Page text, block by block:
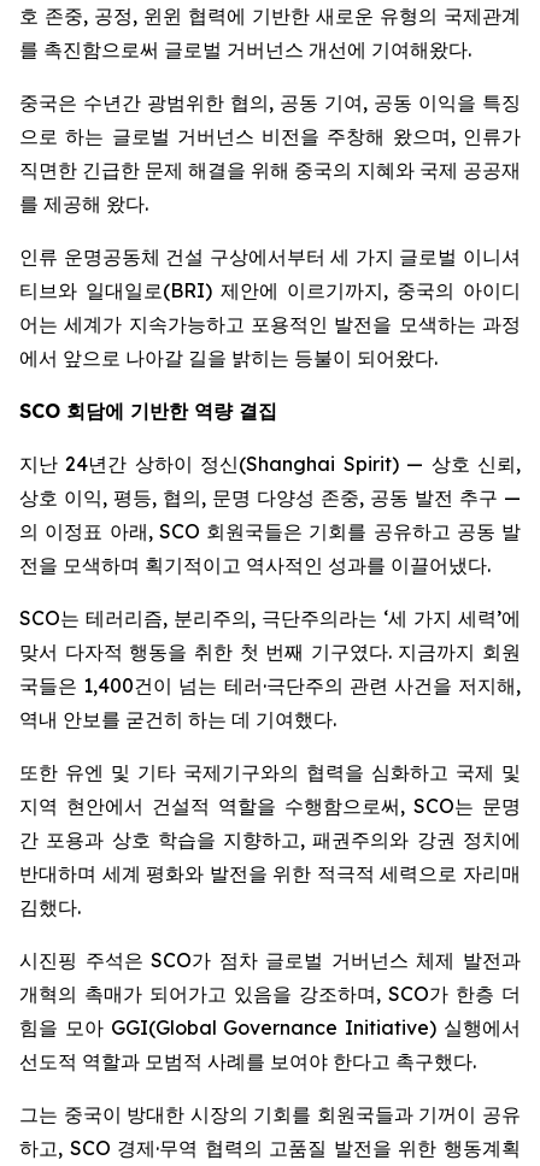
호 존중, 공정, 윈윈 협력에 기반한 새로운 유형의 국제관계
를 촉진함으로써 글로벌 거버넌스 개선에 기여해왔다.
중국은 수년간 광범위한 협의, 공동 기여, 공동 이익을 특징
으로 하는 글로벌 거버넌스 비전을 주창해 왔으며, 인류가
직면한 긴급한 문제 해결을 위해 중국의 지혜와 국제 공공재
를 제공해 왔다.
인류 운명공동체 건설 구상에서부터 세 가지 글로벌 이니셔
티브와 일대일로(BRI) 제안에 이르기까지, 중국의 아이디
어는 세계가 지속가능하고 포용적인 발전을 모색하는 과정
에서 앞으로 나아갈 길을 밝히는 등불이 되어왔다.
SCO 회담에 기반한 역량 결집
지난 24년간 상하이 정신(Shanghai Spirit) — 상호 신뢰,
상호 이익, 평등, 협의, 문명 다양성 존중, 공동 발전 추구 —
의 이정표 아래, SCO 회원국들은 기회를 공유하고 공동 발
전을 모색하며 획기적이고 역사적인 성과를 이끌어냈다.
SCO는 테러리즘, 분리주의, 극단주의라는 ‘세 가지 세력’에
맞서 다자적 행동을 취한 첫 번째 기구였다. 지금까지 회원
국들은 1,400건이 넘는 테러·극단주의 관련 사건을 저지해,
역내 안보를 굳건히 하는 데 기여했다.
또한 유엔 및 기타 국제기구와의 협력을 심화하고 국제 및
지역 현안에서 건설적 역할을 수행함으로써, SCO는 문명
간 포용과 상호 학습을 지향하고, 패권주의와 강권 정치에
반대하며 세계 평화와 발전을 위한 적극적 세력으로 자리매
김했다.
시진핑 주석은 SCO가 점차 글로벌 거버넌스 체제 발전과
개혁의 촉매가 되어가고 있음을 강조하며, SCO가 한층 더
힘을 모아 GGI(Global Governance Initiative) 실행에서
선도적 역할과 모범적 사례를 보여야 한다고 촉구했다.
그는 중국이 방대한 시장의 기회를 회원국들과 기꺼이 공유
하고, SCO 경제·무역 협력의 고품질 발전을 위한 행동계획